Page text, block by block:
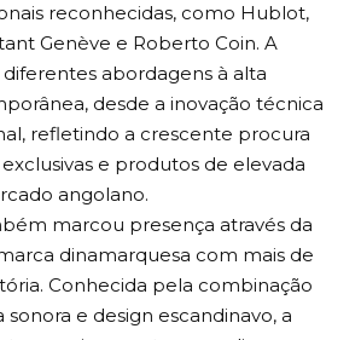
reconhecidas, como Hublot,
Genève e Roberto Coin. A
abordagens à alta
desde a inovação técnica
refletindo a crescente procura
e produtos de elevada
angolano.
marcou presença através da
dinamarquesa com mais de
Conhecida pela combinação
e design escandinavo, a